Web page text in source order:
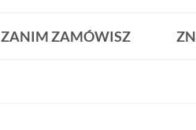
ZANIM ZAMÓWISZ